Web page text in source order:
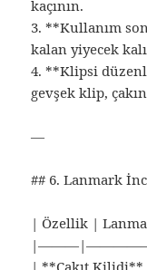
kaçının.
3. **Kullanım
kalan yiyecek
4. **Klipsi
gevşek klip,
—
## 6. Lanmark
| Özellik |